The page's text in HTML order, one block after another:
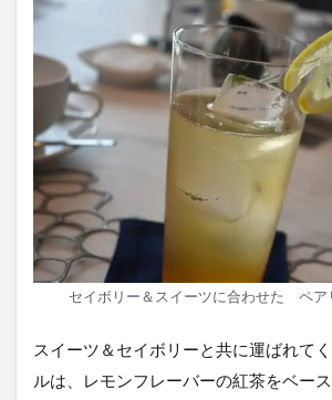
セイボリー＆スイーツに合わせた ペア
スイーツ＆セイボリーと共に運ばれて
ルは、レモンフレーバーの紅茶をベー